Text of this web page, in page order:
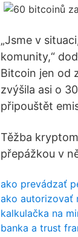
„Jsme v
komunity,“
Bitcoin jen od
zvýšila asi o
připouštět
Těžba
přepážkou v
ako prevádzať
ako autorizovať
kalkulačka na
banka a trust